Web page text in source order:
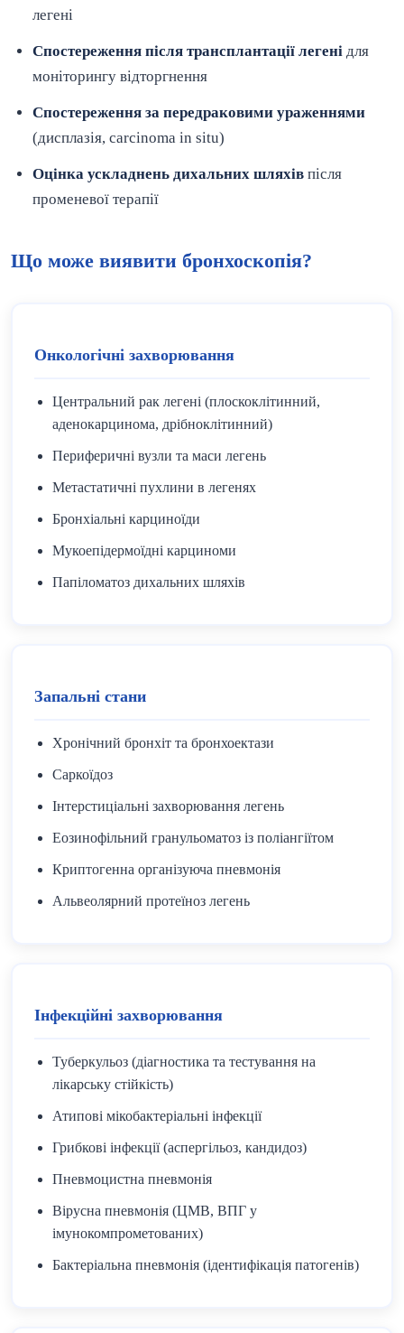
легені
Спостереження після трансплантації легені для
моніторингу відторгнення
Спостереження за передраковими ураженнями
(дисплазія, carcinoma in situ)
Оцінка ускладнень дихальних шляхів після
променевої терапії
Що може виявити бронхоскопія?
Онкологічні захворювання
Центральний рак легені (плоскоклітинний,
аденокарцинома, дрібноклітинний)
Периферичні вузли та маси легень
Метастатичні пухлини в легенях
Бронхіальні карциноїди
Мукоепідермоїдні карциноми
Папіломатоз дихальних шляхів
Запальні стани
Хронічний бронхіт та бронхоектази
Саркоїдоз
Інтерстиціальні захворювання легень
Еозинофільний гранульоматоз із поліангіїтом
Криптогенна організуюча пневмонія
Альвеолярний протеїноз легень
Інфекційні захворювання
Туберкульоз (діагностика та тестування на
лікарську стійкість)
Атипові мікобактеріальні інфекції
Грибкові інфекції (аспергільоз, кандидоз)
Пневмоцистна пневмонія
Вірусна пневмонія (ЦМВ, ВПГ у
імунокомпрометованих)
Бактеріальна пневмонія (ідентифікація патогенів)